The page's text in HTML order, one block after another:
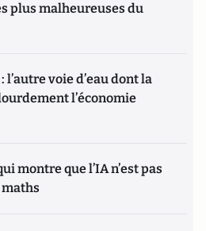
plus malheureuses du
l’autre voie d’eau dont la
l’économie
montre que l’IA n’est pas
maths